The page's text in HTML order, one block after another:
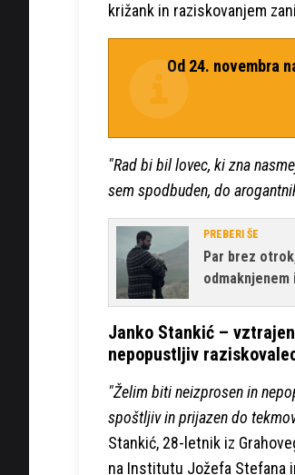
križank in raziskovanjem
Od 24. novembra
"Rad bi bil lovec, ki zna
sem spodbuden, do
PREBERI ŠE
Par brez
Janko Stankić –
nepopustljiv
"Želim biti neizprosen in
spoštljiv in prijazen do
Stankić, 28-letnik iz
na Institutu Jožefa Stefana